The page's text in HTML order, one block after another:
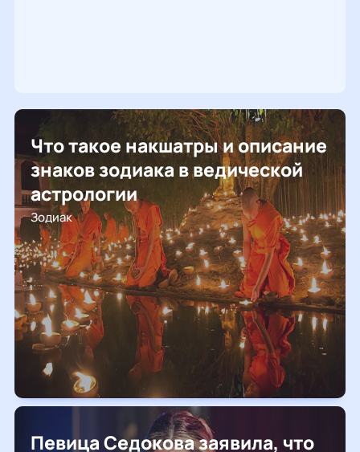
Что такое накшатры и описание
знаков зодиака в ведической
астрологии
Зодиак
Певица Седокова заявила, что